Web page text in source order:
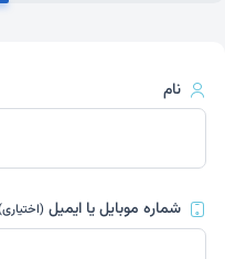
نام
شماره موبایل یا ایمیل